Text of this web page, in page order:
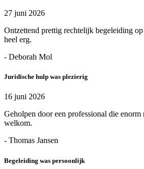
27 juni 2026
Ontzettend prettig rechtelijk begeleiding
heel erg.
- Deborah Mol
Juridische hulp was plezierig
16 juni 2026
Geholpen door een professional die enorm
welkom.
- Thomas Jansen
Begeleiding was persoonlijk